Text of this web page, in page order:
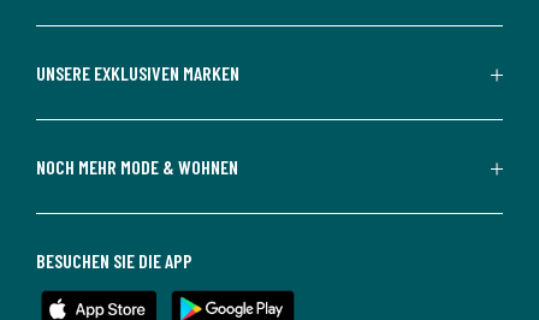
UNSERE EXKLUSIVEN MARKEN
NOCH MEHR MODE & WOHNEN
BESUCHEN SIE DIE APP